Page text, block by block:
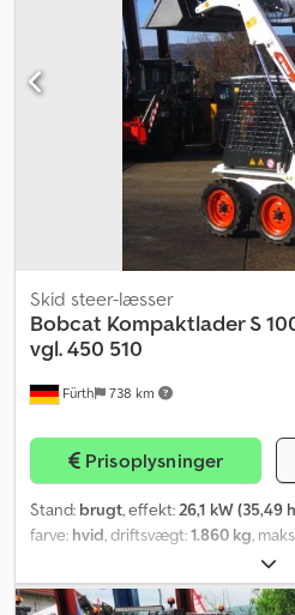
HYDRAULIK, overbelæsningshøjde:
kg, ROPS / FOPS, DØR, FULDKABINE
ARBEJDSFORLYGTE (forrest),
komfortsæde, visker, varme/
Dæk: BOBCAT TERRENDÆK (10 x
Transportmål: længde: ca. 3.172 mm
bredde: 1.550 mm (skovl), højde: ca.
eksport, indenlandsk plus lovpligtig
billig transport (worldwide) / ved
nettobeløbet (!). Crodpfoi Iq Eyex
Fürth 738 km
Skid steer-læsser
Bobcat Kompaktlader S
vgl. 450 510
Prisoplysninger
Stand: brugt, effekt:26,1 kW (35,49
farve: hvid, driftsvægt:1.860 kg,
, løftehøjde:
8.50 - 15, dækkets tilstand:98